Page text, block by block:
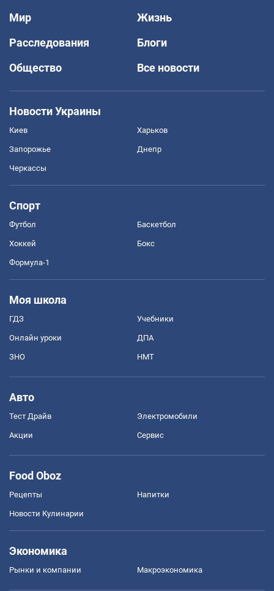
Мир
Жизнь
Расследования
Блоги
Общество
Все новости
Новости Украины
Киев Харьков
Запорожье Днепр
Черкассы
Спорт
Футбол Баскетбол
Хоккей Бокс
Формула-1
Моя школа
ГДЗ Учебники
Онлайн уроки ДПА
ЗНО НМТ
Авто
Тест Драйв Электромобили
Акции Сервис
Food Oboz
Рецепты Напитки
Новости Кулинарии
Экономика
Рынки и компании Mакроэкономика